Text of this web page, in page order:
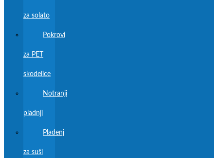
za solato
Pokrovi
za PET
skodelice
Notranji
pladnji
Pladenj
za suši